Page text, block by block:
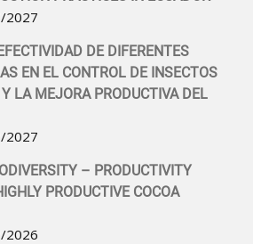
2027
DE DIFERENTES
EN EL CONTROL DE INSECTOS
LA MEJORA PRODUCTIVA DEL
2027
– PRODUCTIVITY
PRODUCTIVE COCOA
2026